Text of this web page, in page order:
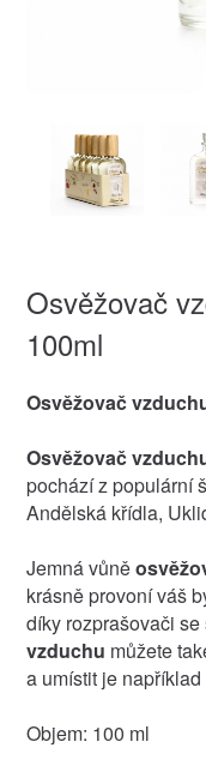
Osvěžovač
100ml
Osvěžovač
Osvěžovač
pochází z populární
Andělská křídla,
Jemná vůně
krásně provoní váš
díky rozprašovači
vzduchu můžete
a umístit je
Objem: 100 ml